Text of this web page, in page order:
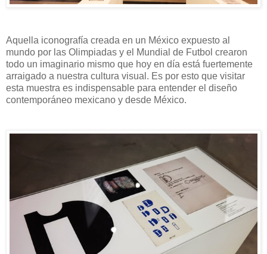
Aquella iconografía creada en un México expuesto al
mundo por las Olimpiadas y el Mundial de Futbol crearon
todo un imaginario mismo que hoy en día está fuertemente
arraigado a nuestra cultura visual. Es por esto que visitar
esta muestra es indispensable para entender el diseño
contemporáneo mexicano y desde México.